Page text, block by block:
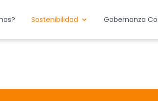
Sostenibilidad Gobernanza